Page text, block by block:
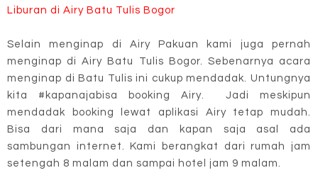
Liburan di Airy Batu Tulis Bogor
Selain menginap di Airy Pakuan kami juga pernah
menginap di Airy Batu Tulis Bogor. Sebenarnya acara
menginap di Batu Tulis ini cukup mendadak. Untungnya
kita #kapanajabisa booking Airy. Jadi meskipun
mendadak booking lewat aplikasi Airy tetap mudah.
Bisa dari mana saja dan kapan saja asal ada
sambungan internet. Kami berangkat dari rumah jam
setengah 8 malam dan sampai hotel jam 9 malam.